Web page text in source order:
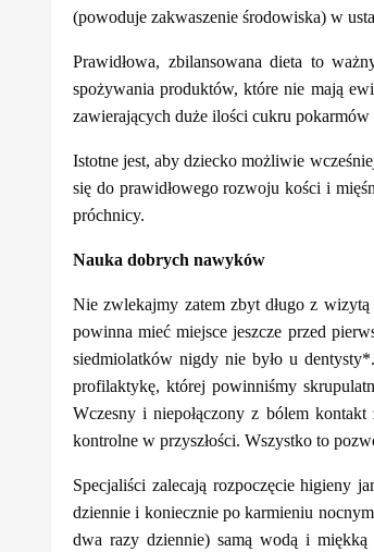
(powoduje zakwaszenie środowiska) w
Prawidłowa, zbilansowana dieta to
spożywania produktów, które nie mają
zawierających duże ilości cukru
Istotne jest, aby dziecko możliwie
się do prawidłowego rozwoju kości i
próchnicy.
Nauka dobrych nawyków
Nie zwlekajmy zatem zbyt długo z
powinna mieć miejsce jeszcze przed
siedmiolatków nigdy nie było u
profilaktykę, której powinniśmy
Wczesny i niepołączony z bólem
kontrolne w przyszłości. Wszystko to
Specjaliści zalecają rozpoczęcie higieny
dziennie i koniecznie po karmieniu
dwa razy dziennie) samą wodą i miękką